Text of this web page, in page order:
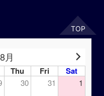
月
Thu Fri Sat
30 31 1
TOP